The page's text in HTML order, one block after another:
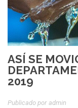
ASÍ SE
2019
Publicado por Admin